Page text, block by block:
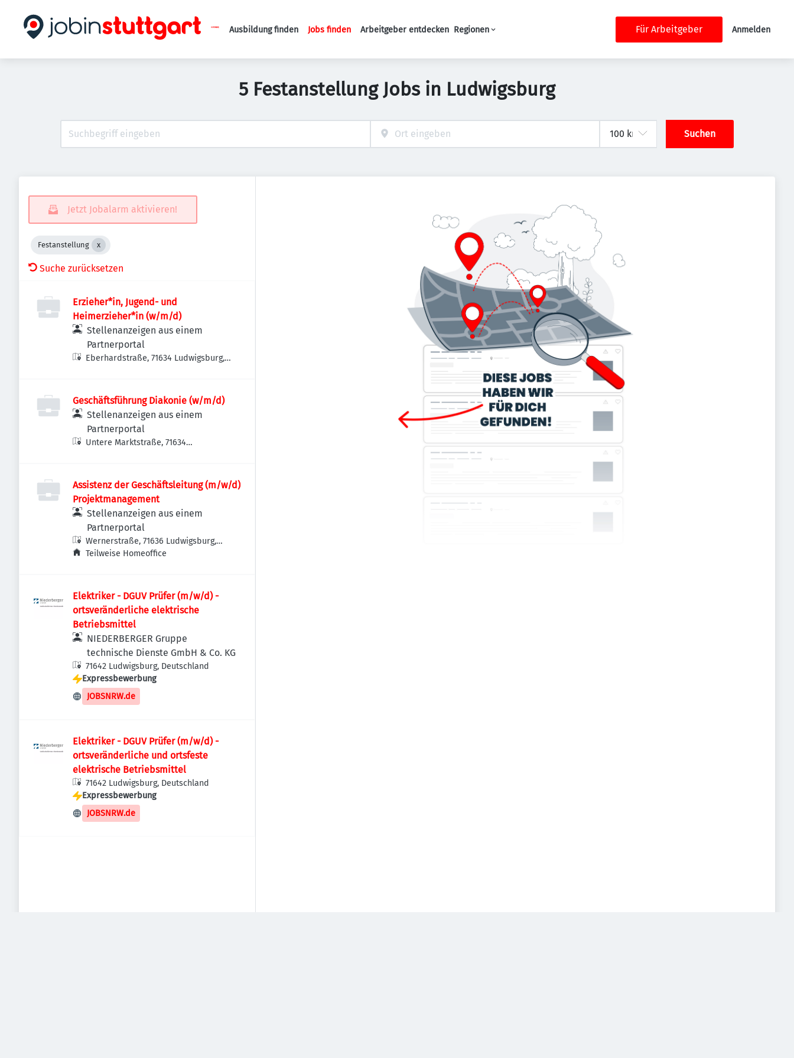
Haupt-Navigation
Ausbildung finden Jobs finden Arbeitgeber entdecken Regionen Für Arbeitgeber Anmelden
5 Festanstellung Jobs in Ludwigsburg
Suchen
Jetzt Jobalarm aktivieren!
Festanstellung
Suche zurücksetzen
Erzieher*in, Jugend- und
Heimerzieher*in (w/m/d)
Stellenanzeigen aus einem
Partnerportal
Eberhardstraße, 71634 Ludwigsburg,
Geschäftsführung Diakonie (w/m/d)
Stellenanzeigen aus einem
Partnerportal
Untere Marktstraße, 71634
Assistenz der Geschäftsleitung (m/w/d)
Projektmanagement
Stellenanzeigen aus einem
Partnerportal
Wernerstraße, 71636 Ludwigsburg,
Deutschland
Teilweise Homeoffice
Elektriker - DGUV Prüfer (m/w/d) -
ortsveränderliche elektrische
Betriebsmittel
NIEDERBERGER Gruppe
technische Dienste GmbH & Co. KG
71642 Ludwigsburg, Deutschland
Expressbewerbung
JOBSNRW.de
Elektriker - DGUV Prüfer (m/w/d) -
ortsveränderliche und ortsfeste
elektrische Betriebsmittel
71642 Ludwigsburg, Deutschland
Expressbewerbung
JOBSNRW.de